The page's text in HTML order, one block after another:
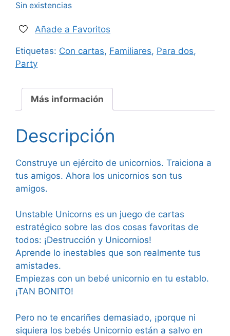
Sin existencias
Añade a Favoritos
Etiquetas: Con cartas, Familiares, Para dos,
Party
Más información
Descripción
Construye un ejército de unicornios. Traiciona a
tus amigos. Ahora los unicornios son tus
amigos.
Unstable Unicorns es un juego de cartas
estratégico sobre las dos cosas favoritas de
todos: ¡Destrucción y Unicornios!
Aprende lo inestables que son realmente tus
amistades.
Empiezas con un bebé unicornio en tu establo.
¡TAN BONITO!
Pero no te encariñes demasiado, ¡porque ni
siquiera los bebés Unicornio están a salvo en